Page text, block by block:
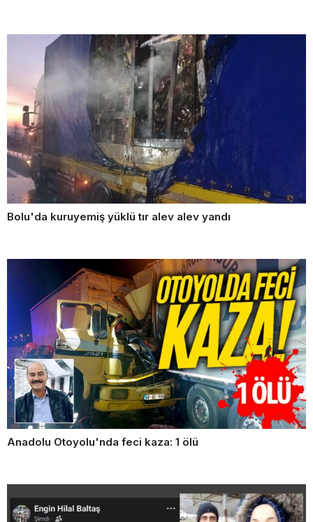
Bolu'da kuruyemiş yüklü tır alev alev yandı
Anadolu Otoyolu'nda feci kaza: 1 ölü